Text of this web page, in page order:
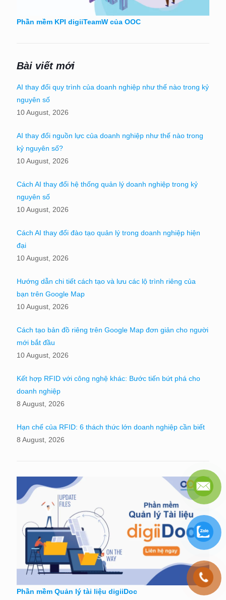
Phần mềm KPI digiiTeamW của OOC
Bài viết mới
AI thay đổi quy trình của doanh nghiệp như thế nào trong kỷ
nguyên số
10 August, 2026
AI thay đổi nguồn lực của doanh nghiệp như thế nào trong
kỷ nguyên số?
10 August, 2026
Cách AI thay đổi hệ thống quản lý doanh nghiệp trong kỷ
nguyên số
10 August, 2026
Cách AI thay đổi đào tạo quản lý trong doanh nghiệp hiện
đại
10 August, 2026
Hướng dẫn chi tiết cách tạo và lưu các lộ trình riêng của
bạn trên Google Map
10 August, 2026
Cách tạo bản đồ riêng trên Google Map đơn giản cho người
mới bắt đầu
10 August, 2026
Kết hợp RFID với công nghệ khác: Bước tiến bứt phá cho
doanh nghiệp
8 August, 2026
Hạn chế của RFID: 6 thách thức lớn doanh nghiệp cần biết
8 August, 2026
Phần mềm Quản lý tài liệu digiiDoc